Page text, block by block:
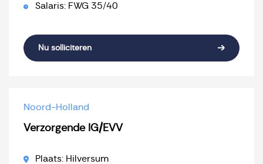
Salaris: FWG 35/40
Nu solliciteren
Noord-Holland
Verzorgende IG/EVV
Plaats: Hilversum